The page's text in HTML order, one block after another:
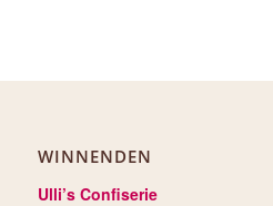
WINNENDEN
Ulli’s Confiserie